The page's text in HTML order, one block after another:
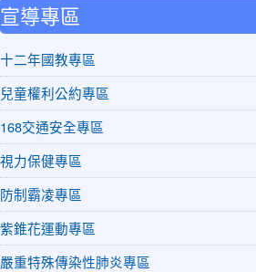
宣導專區
十二年國教專區
兒童權利公約專區
168交通安全專區
視力保健專區
防制霸凌專區
紫錐花運動專區
嚴重特殊傳染性肺炎專區